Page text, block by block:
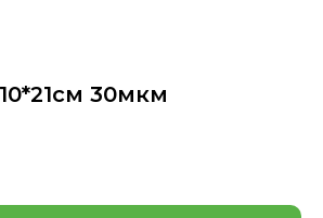
30мкм